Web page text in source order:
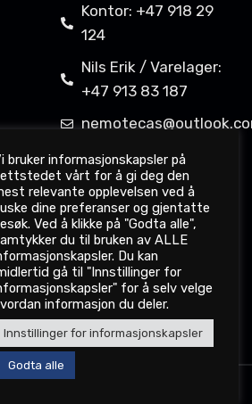
Kontor: +47 918 29
124
Nils Erik / Varelager:
+47 913 83 187
Davit Gahkkorluodda
11,
9522 Kautokeino
bruker informasjonskapsler på
vårt for å gi deg den
relevante opplevelsen ved å
dine preferanser og gjentatte
Ved å klikke på "Godta alle",
du til bruken av ALLE
Du kan
gå til "Innstillinger for
for å selv velge
informasjon du deler.
Innstillinger for informasjonskapsler
Godta alle